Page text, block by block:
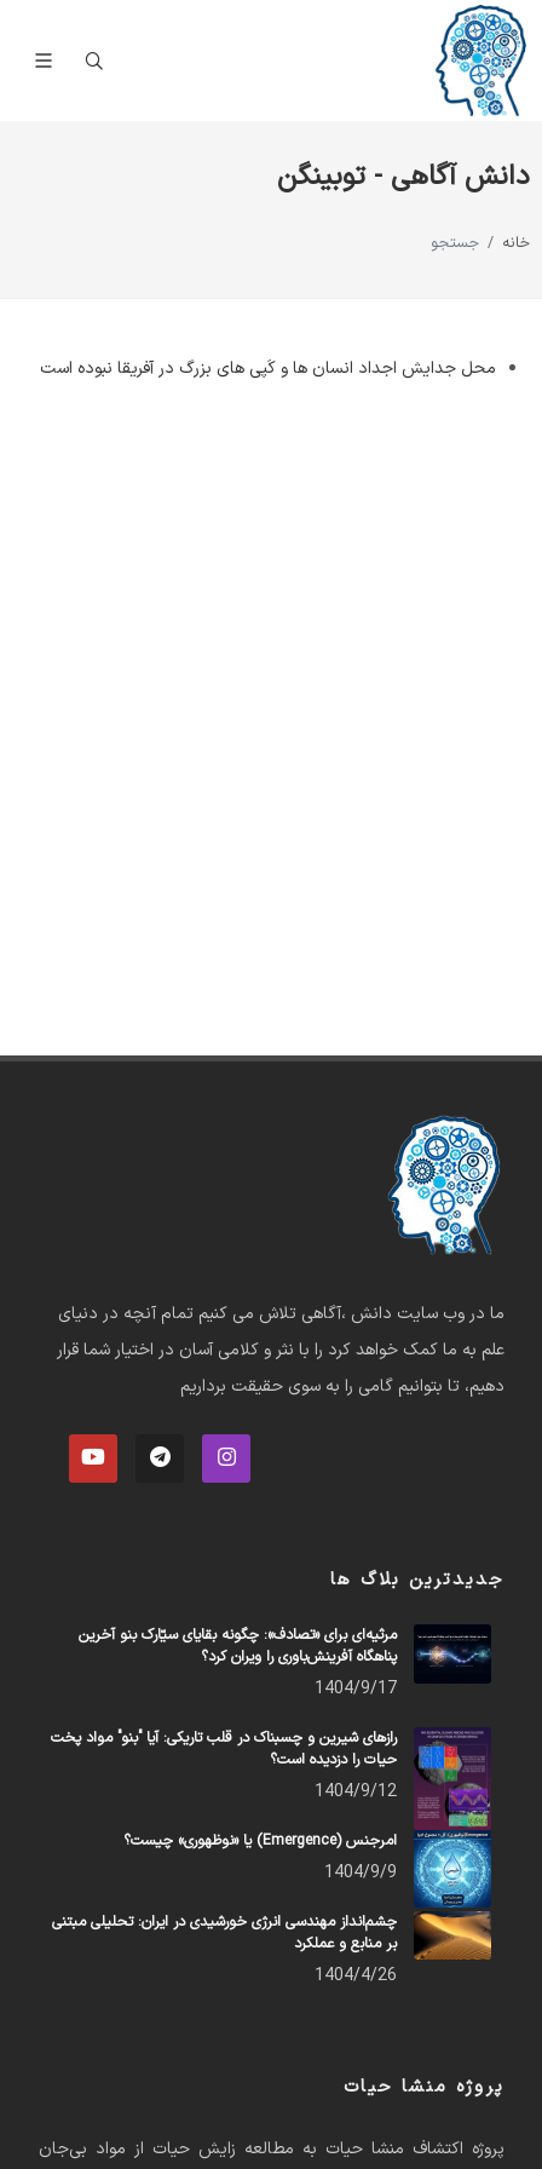
دانش آگاهی - توبینگن
خانه جستجو
محل جدایش اجداد انسان ها و کَپی های بزرگ در آفریقا نبوده است
ما در وب سایت دانش ،آگاهی تلاش می کنیم تمام آنچه در دنیای
علم به ما کمک خواهد کرد را با نثر و کلامی آسان در اختیار شما قرار
دهیم، تا بتوانیم گامی را به سوی حقیقت برداریم
جدیدترین بلاگ ها
مرثیه‌ای برای «تصادف»: چگونه بقایای سیّارک بنو آخرین
پناهگاه آفرینش‌باوری را ویران کرد؟
1404/9/17
رازهای شیرین و چسبناک در قلب تاریکی: آیا "بنو" مواد پخت
حیات را دزدیده است؟
1404/9/12
امرجنس (Emergence) یا «نوظهوری» چیست؟
1404/9/9
چشم‌انداز مهندسی انرژی خورشیدی در ایران: تحلیلی مبتنی
بر منابع و عملکرد
1404/4/26
پروژه منشا حیات
پروژه اکتشاف منشا حیات به مطالعه زایش حیات از مواد بی‌جان